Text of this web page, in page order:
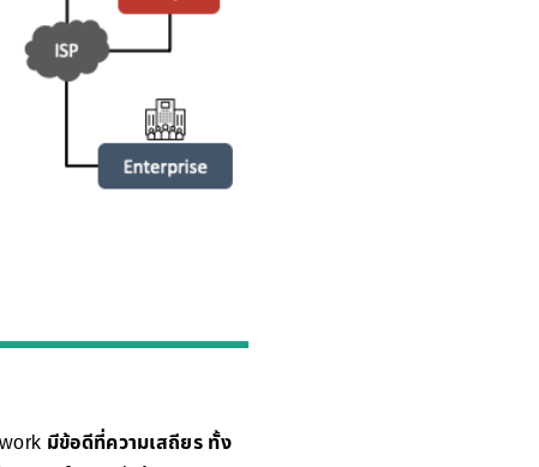
มีข้อดีที่ความเสถียร ทั้ง